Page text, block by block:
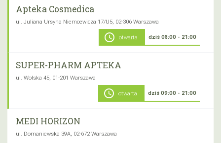
Apteka Cosmedica
ul. Juliana Ursyna Niemcewicza 17/U5, 02-306 Warszawa
schedule otwarta dziś 08:00 - 21:00
SUPER-PHARM APTEKA
ul. Wolska 45, 01-201 Warszawa
schedule otwarta dziś 09:00 - 21:00
MEDI HORIZON
ul. Domaniewska 39A, 02-672 Warszawa